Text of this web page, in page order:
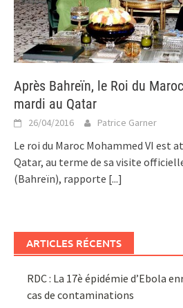
Après Bahreïn, le Roi du
mardi au Qatar
26/04/2016 Patrice Garner
Le roi du Maroc Mohammed VI est
Qatar, au terme de sa visite
(Bahreïn), rapporte [...]
ARTICLES RÉCENTS
RDC : La 17è épidémie d’Ebola
cas de contaminations